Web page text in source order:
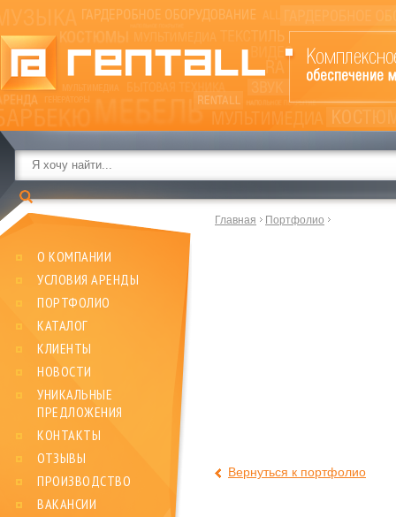
О КОМПАНИИ
УСЛОВИЯ АРЕНДЫ
ПОРТФОЛИО
КАТАЛОГ
КЛИЕНТЫ
НОВОСТИ
УНИКАЛЬНЫЕ
ПРЕДЛОЖЕНИЯ
КОНТАКТЫ
ОТЗЫВЫ
ПРОИЗВОДСТВО
ВАКАНСИИ
Главная Портфолио
Вернуться к портфолио